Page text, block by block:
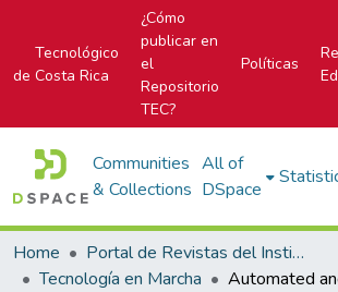
Tecnológico
de Costa Rica
¿Cómo
publicar en
el
Repositorio
TEC?
Políticas
Communities
& Collections
All of
DSpace
Home
Portal de Revistas del Instituto Tecnológico de Costa Rica
Tecnología en Marcha